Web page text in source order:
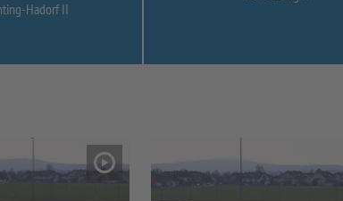
Hadorf II